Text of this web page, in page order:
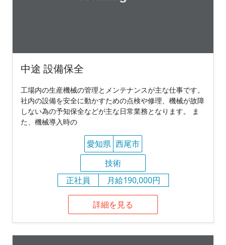
中途 設備保全
工場内の生産機械の管理とメンテナンスが主な仕事です。
社内の設備を安全に動かすための点検や修理、機械が故障
しない為の予知保全などが主な日常業務となります。 ま
た、機械導入時の
愛知県 西尾市
技術
正社員
月給190,000円
詳細を見る